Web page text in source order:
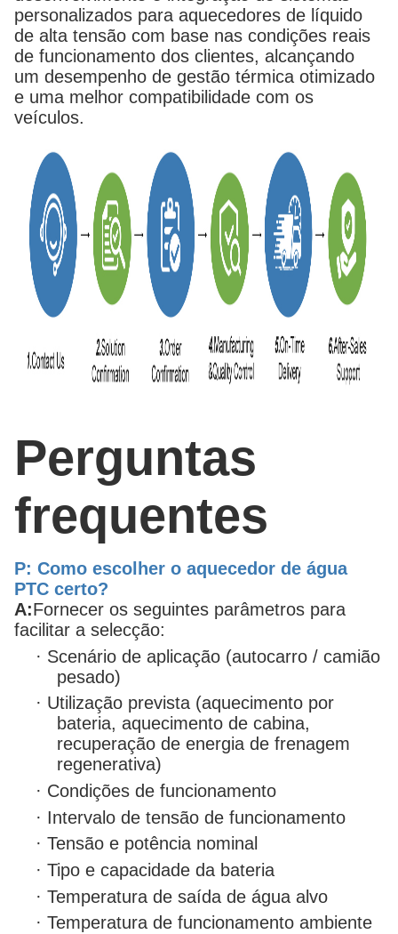
personalizados para aquecedores de líquido
de alta tensão com base nas condições reais
de funcionamento dos clientes, alcançando
um desempenho de gestão térmica otimizado
e uma melhor compatibilidade com os
veículos.
Perguntas
frequentes
P: Como escolher o aquecedor de água
PTC certo?
A:Fornecer os seguintes parâmetros para
facilitar a selecção:
· Scenário de aplicação (autocarro / camião
pesado)
· Utilização prevista (aquecimento por
bateria, aquecimento de cabina,
recuperação de energia de frenagem
regenerativa)
· Condições de funcionamento
· Intervalo de tensão de funcionamento
· Tensão e potência nominal
· Tipo e capacidade da bateria
· Temperatura de saída de água alvo
· Temperatura de funcionamento ambiente